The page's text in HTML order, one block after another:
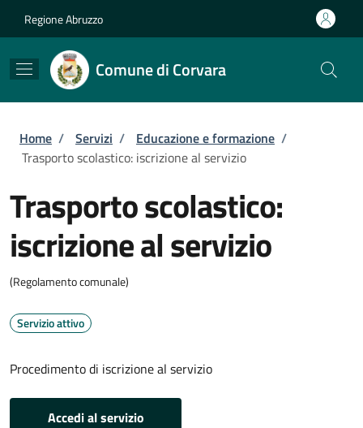
Regione Abruzzo
Comune di Corvara
Briciole di pane
Home / Servizi / Educazione e formazione /
Trasporto scolastico: iscrizione al servizio
Trasporto scolastico:
iscrizione al servizio
(Regolamento comunale)
Servizio attivo
Procedimento di iscrizione al servizio
Accedi al servizio